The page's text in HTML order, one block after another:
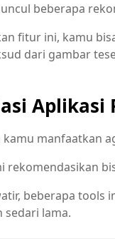
beberapa
fitur ini, kamu
dari gambar
Aplikasi
kamu manfaatkan
rekomendasikan
beberapa tools
sedari lama.